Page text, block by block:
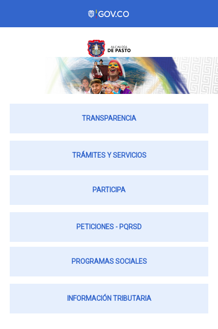
TRANSPARENCIA
TRÁMITES Y SERVICIOS
PARTICIPA
PETICIONES - PQRSD
PROGRAMAS SOCIALES
INFORMACIÓN TRIBUTARIA